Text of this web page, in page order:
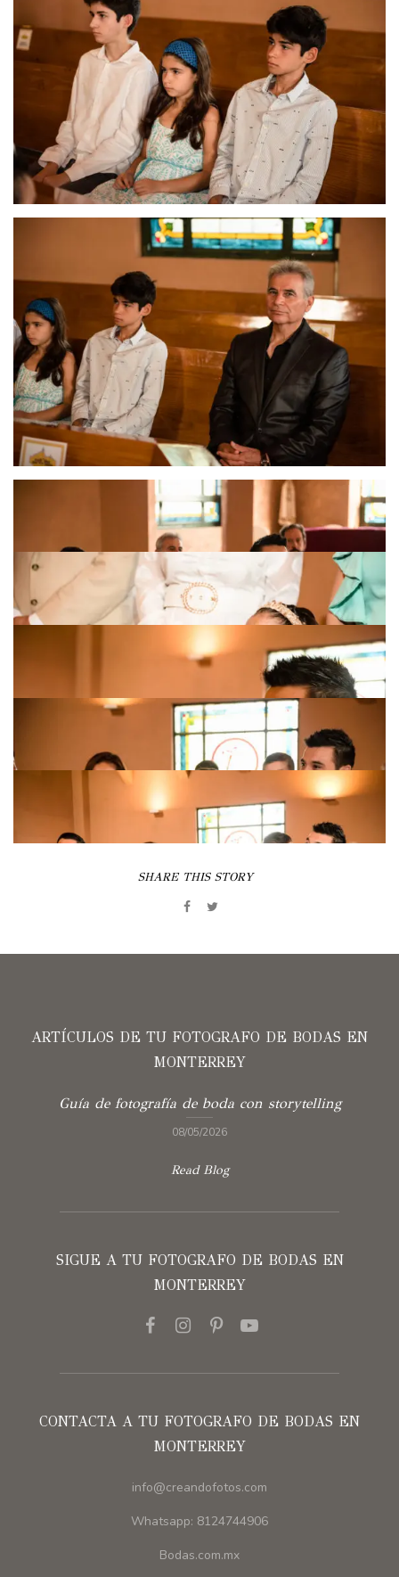
SHARE THIS STORY
ARTÍCULOS DE TU FOTOGRAFO DE BODAS EN
MONTERREY
Guía de fotografía de boda con storytelling
08/05/2026
Read Blog
SIGUE A TU FOTOGRAFO DE BODAS EN
MONTERREY
CONTACTA A TU FOTOGRAFO DE BODAS EN
MONTERREY
info@creandofotos.com
Whatsapp: 8124744906
Bodas.com.mx